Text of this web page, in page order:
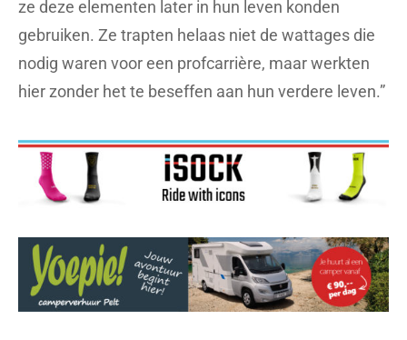
ze deze elementen later in hun leven konden
gebruiken. Ze trapten helaas niet de wattages die
nodig waren voor een profcarrière, maar werkten
hier zonder het te beseffen aan hun verdere leven.”